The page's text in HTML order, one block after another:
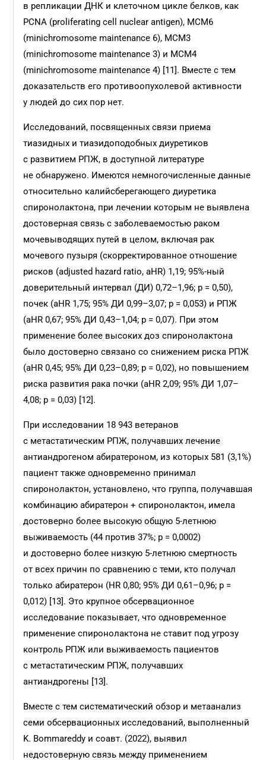
в репликации ДНК и клеточном цикле белков, как
PCNA (proliferating cell nuclear antigen), MCM6
(minichromosome maintenance 6), MCM3
(minichromosome maintenance 3) и MCM4
(minichromosome maintenance 4) [11]. Вместе с тем
доказательств его противоопухолевой активности
у людей до сих пор нет.
Исследований, посвященных связи приема
тиазидных и тиазидоподобных диуретиков
с развитием РПЖ, в доступной литературе
не обнаружено. Имеются немногочисленные данные
относительно калийсберегающего диуретика
спиронолактона, при лечении которым не выявлена
достоверная связь с заболеваемостью раком
мочевыводящих путей в целом, включая рак
мочевого пузыря (скорректированное отношение
рисков (adjusted hazard ratio, aHR) 1,19; 95%-ный
доверительный интервал (ДИ) 0,72–1,96; р = 0,50),
почек (aHR 1,75; 95% ДИ 0,99–3,07; р = 0,053) и РПЖ
(aHR 0,67; 95% ДИ 0,43–1,04; р = 0,07). При этом
применение более высоких доз спиронолактона
было достоверно связано со снижением риска РПЖ
(aHR 0,45; 95% ДИ 0,23–0,89; р = 0,02), но повышением
риска развития рака почки (aHR 2,09; 95% ДИ 1,07–
4,08; р = 0,03) [12].
При исследовании 18 943 ветеранов
с метастатическим РПЖ, получавших лечение
антиандрогеном абиратероном, из которых 581 (3,1%)
пациент также одновременно принимал
спиронолактон, установлено, что группа, получавшая
комбинацию абиратерон + спиронолактон, имела
достоверно более высокую общую 5-летнюю
выживаемость (44 против 37%; p = 0,0002)
и достоверно более низкую 5-летнюю смертность
от всех причин по сравнению с теми, кто получал
только абиратерон (HR 0,80; 95% ДИ 0,61–0,96; р =
0,012) [13]. Это крупное обсервационное
исследование показывает, что одно­временное
применение спиронолактона не ставит под угрозу
контроль РПЖ или выживаемость пациентов
с метастатическим РПЖ, получавших
антиандрогены [13].
Вместе с тем систематический обзор и метаанализ
семи обсервационных исследований, выполненный
K. Bommareddy и соавт. (2022), выявил
недостоверную связь между применением